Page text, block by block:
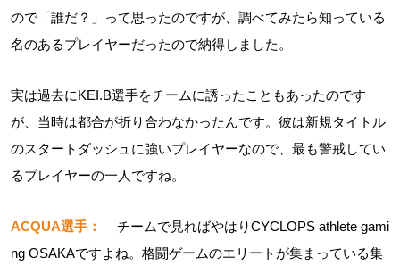
ので「誰だ？」って思ったのですが、調べてみたら知っている
名のあるプレイヤーだったので納得しました。
実は過去にKEI.B選手をチームに誘ったこともあったのです
が、当時は都合が折り合わなかったんです。彼は新規タイトル
のスタートダッシュに強いプレイヤーなので、最も警戒してい
るプレイヤーの一人ですね。
ACQUA選手：
チームで見ればやはりCYCLOPS athlete gami
ng OSAKAですよね。格闘ゲームのエリートが集まっている集